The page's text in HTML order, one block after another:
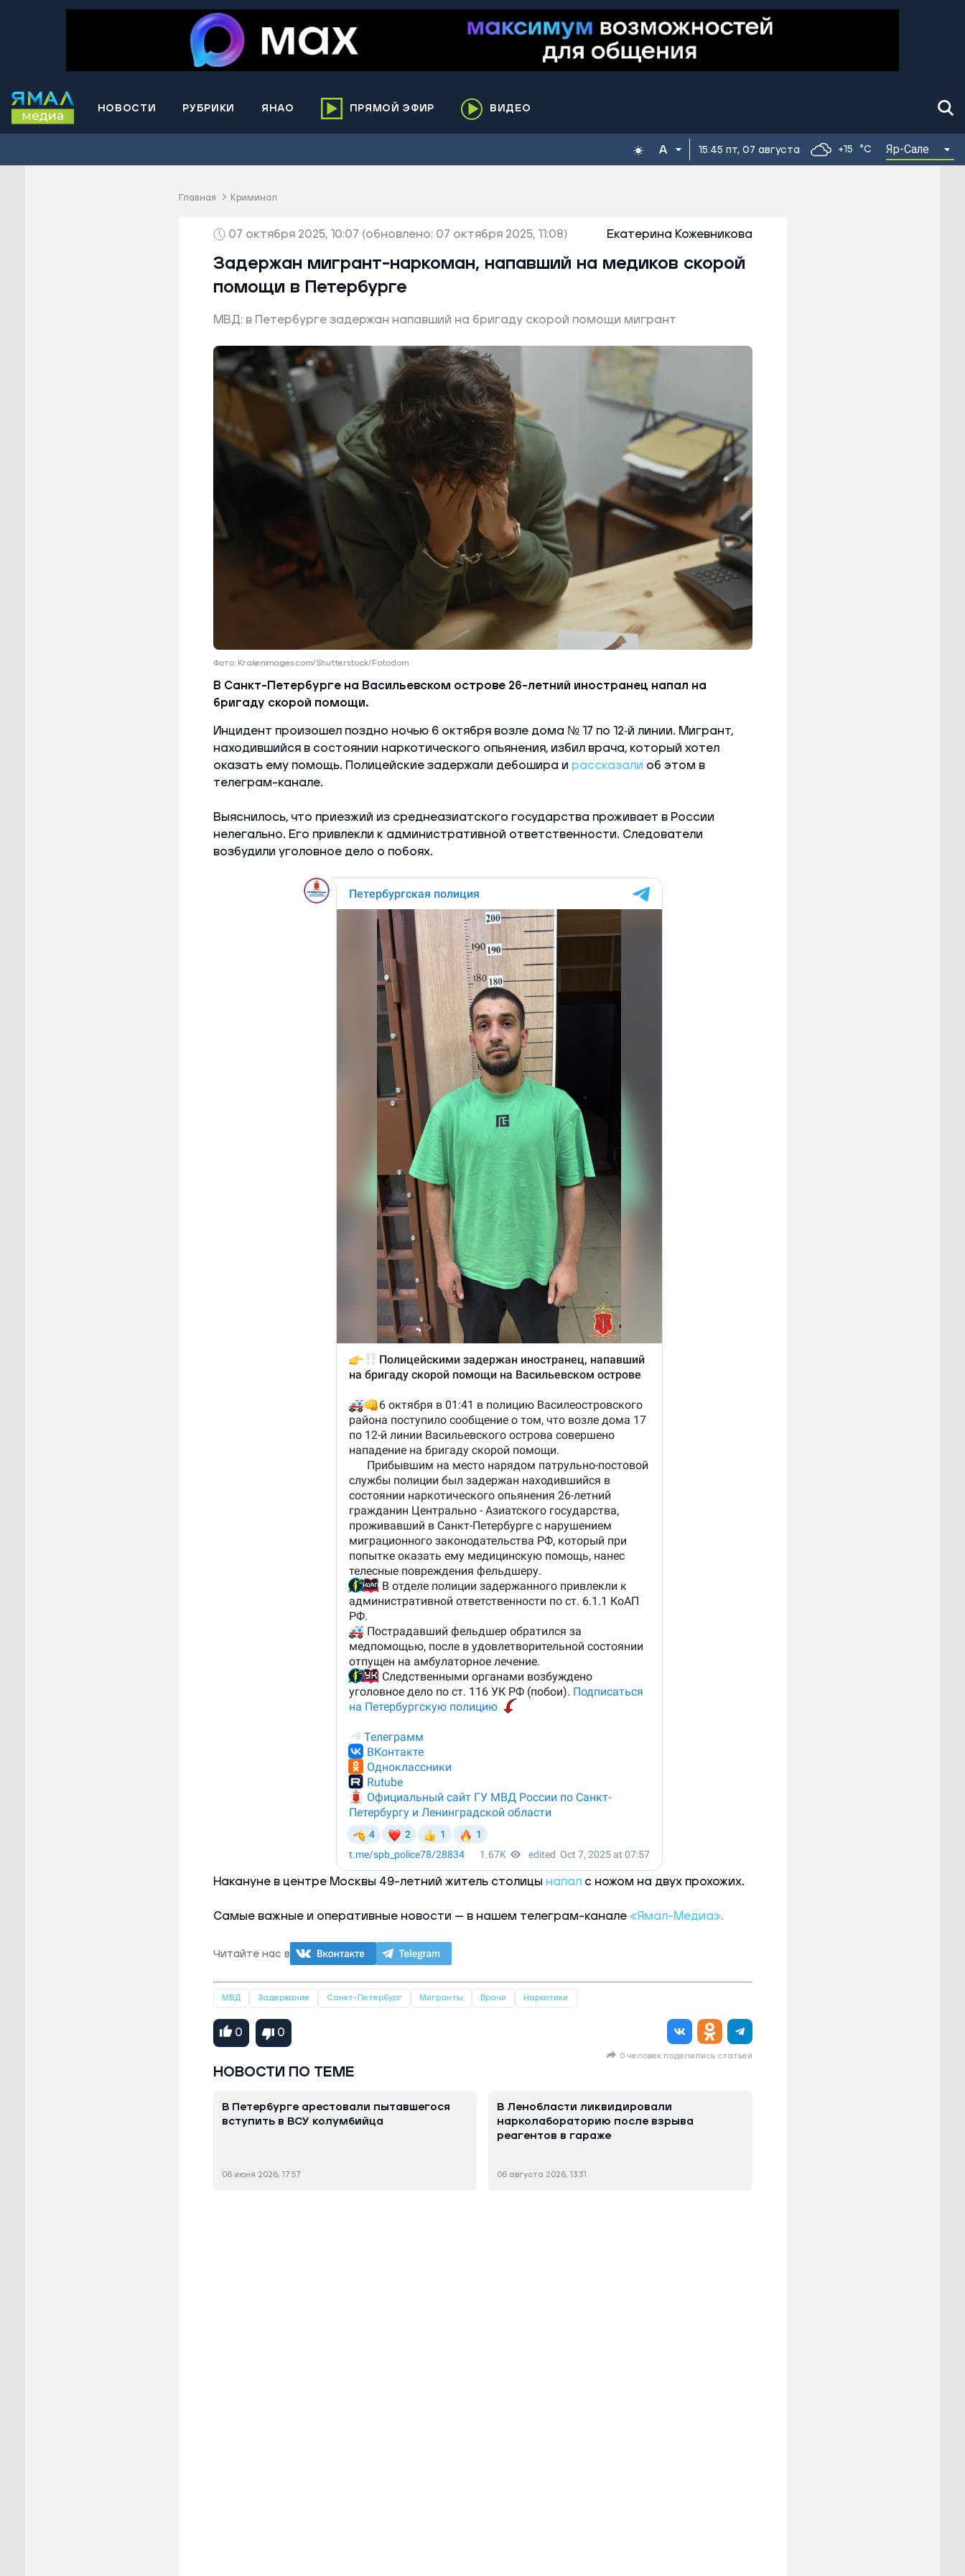
НОВОСТИ РУБРИКИ ЯНАО
район
Муравленко
Приуральский район
Салехард
Тарко-Сале
Тазовский район
Шурышкарский район
Ямальский район
ПРЯМОЙ ЭФИР ВИДЕО
15:45 пт, 07 августа +15 °C Яр-Сале
Главная Криминал
07 октября 2025, 10:07 (обновлено: 07 октября 2025, 11:08) Екатерина Кожевникова
Задержан мигрант-наркоман, напавший на медиков скорой
помощи в Петербурге
МВД: в Петербурге задержан напавший на бригаду скорой помощи мигрант
Фото: Krakenimages.com/Shutterstock/Fotodom
В Санкт-Петербурге на Васильевском острове 26-летний иностранец напал на
бригаду скорой помощи.
Инцидент произошел поздно ночью 6 октября возле дома № 17 по 12‑й линии. Мигрант,
находившийся в состоянии наркотического опьянения, избил врача, который хотел
оказать ему помощь. Полицейские задержали дебошира и рассказали об этом в
телеграм-канале.
Выяснилось, что приезжий из среднеазиатского государства проживает в России
нелегально. Его привлекли к административной ответственности. Следователи
возбудили уголовное дело о побоях.
Накануне в центре Москвы 49-летний житель столицы напал с ножом на двух прохожих.
Самые важные и оперативные новости — в нашем телеграм-канале«Ямал-Медиа».
Читайте нас в
МВД Задержание Санкт-Петербург Мигранты Врачи Наркотики
0 0
0 человек поделились статьей
НОВОСТИ ПО ТЕМЕ
В Петербурге арестовали пытавшегося
вступить в ВСУ колумбийца
06 июня 2026, 17:57
В Ленобласти ликвидировали
нарколабораторию после взрыва
реагентов в гараже
06 августа 2026, 13:31